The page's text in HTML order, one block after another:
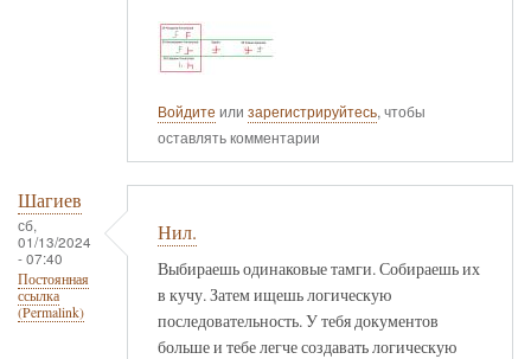
Войдите или зарегистрируйтесь, чтобы
оставлять комментарии
Шагиев
сб,
01/13/2024
- 07:40
Постоянная
ссылка
(Permalink)
Нил.
Выбираешь одинаковые тамги. Собираешь их
в кучу. Затем ищешь логическую
последовательность. У тебя документов
больше и тебе легче создавать логическую